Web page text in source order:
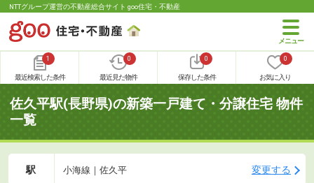
NTTグループ運営の不動産総合サイト goo住宅・不動産
1
最近検索した条件
0
最近見た物件
0
保存した条件
0
お気に入り
佐久平駅(長野県)の新築一戸建て・分譲住宅 物件
一覧
駅 小海線｜佐久平 変更する